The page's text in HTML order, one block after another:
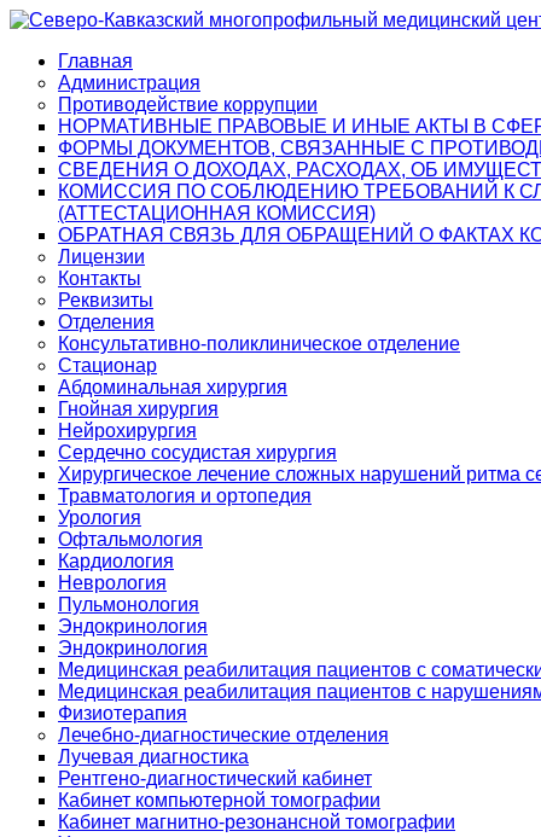
Главная
Администрация
Противодействие коррупции
НОРМАТИВНЫЕ ПРАВОВЫЕ И ИНЫЕ АКТЫ В
ФОРМЫ ДОКУМЕНТОВ, СВЯЗАННЫЕ С
СВЕДЕНИЯ О ДОХОДАХ, РАСХОДАХ, ОБ
КОМИССИЯ ПО СОБЛЮДЕНИЮ ТРЕБОВАНИЙ К
(АТТЕСТАЦИОННАЯ КОМИССИЯ)
ОБРАТНАЯ СВЯЗЬ ДЛЯ ОБРАЩЕНИЙ О ФАКТАХ
Лицензии
Контакты
Реквизиты
Отделения
Консультативно-поликлиническое отделение
Стационар
Абдоминальная хирургия
Гнойная хирургия
Нейрохирургия
Сердечно сосудистая хирургия
Хирургическое лечение сложных нарушений ритма
Травматология и ортопедия
Урология
Офтальмология
Кардиология
Неврология
Пульмонология
Эндокринология
Эндокринология
Медицинская реабилитация пациентов с
Медицинская реабилитация пациентов с
Физиотерапия
Лечебно-диагностические отделения
Лучевая диагностика
Рентгено-диагностический кабинет
Кабинет компьютерной томографии
Кабинет магнитно-резонансной томографии